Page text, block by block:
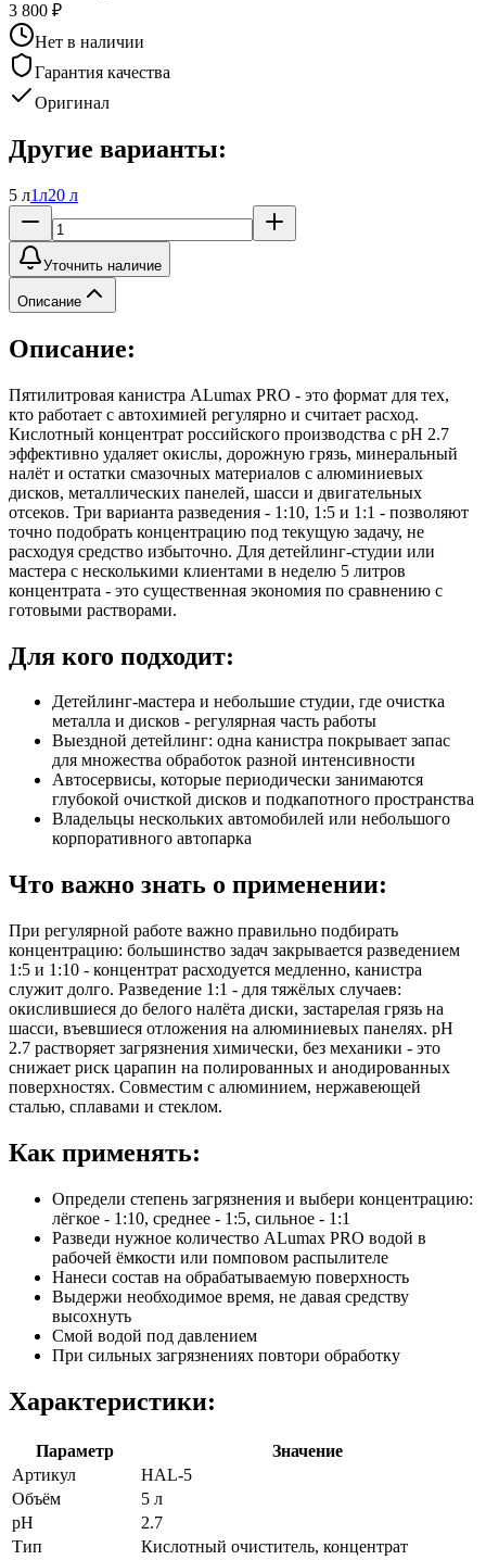
3 800 ₽
Нет в наличии
Гарантия качества
Оригинал
Другие варианты:
5 л1л20 л
Уточнить наличие
Описание
Описание:
Пятилитровая канистра ALumax PRO - это формат для тех,
кто работает с автохимией регулярно и считает расход.
Кислотный концентрат российского производства с pH 2.7
эффективно удаляет окислы, дорожную грязь, минеральный
налёт и остатки смазочных материалов с алюминиевых
дисков, металлических панелей, шасси и двигательных
отсеков. Три варианта разведения - 1:10, 1:5 и 1:1 - позволяют
точно подобрать концентрацию под текущую задачу, не
расходуя средство избыточно. Для детейлинг-студии или
мастера с несколькими клиентами в неделю 5 литров
концентрата - это существенная экономия по сравнению с
готовыми растворами.
Для кого подходит:
Детейлинг-мастера и небольшие студии, где очистка
металла и дисков - регулярная часть работы
Выездной детейлинг: одна канистра покрывает запас
для множества обработок разной интенсивности
Автосервисы, которые периодически занимаются
глубокой очисткой дисков и подкапотного пространства
Владельцы нескольких автомобилей или небольшого
корпоративного автопарка
Что важно знать о применении:
При регулярной работе важно правильно подбирать
концентрацию: большинство задач закрывается разведением
1:5 и 1:10 - концентрат расходуется медленно, канистра
служит долго. Разведение 1:1 - для тяжёлых случаев:
окислившиеся до белого налёта диски, застарелая грязь на
шасси, въевшиеся отложения на алюминиевых панелях. pH
2.7 растворяет загрязнения химически, без механики - это
снижает риск царапин на полированных и анодированных
поверхностях. Совместим с алюминием, нержавеющей
сталью, сплавами и стеклом.
Как применять:
Определи степень загрязнения и выбери концентрацию:
лёгкое - 1:10, среднее - 1:5, сильное - 1:1
Разведи нужное количество ALumax PRO водой в
рабочей ёмкости или помповом распылителе
Нанеси состав на обрабатываемую поверхность
Выдержи необходимое время, не давая средству
высохнуть
Смой водой под давлением
При сильных загрязнениях повтори обработку
Характеристики:
Параметр
Значение
Артикул
HAL-5
Объём
5 л
pH
2.7
Тип
Кислотный очиститель, концентрат